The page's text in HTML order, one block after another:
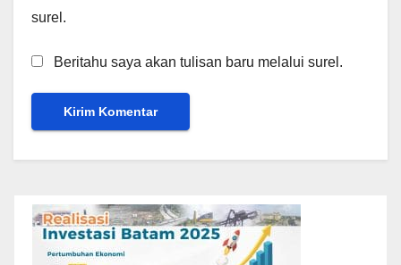
surel.
Beritahu saya akan tulisan baru melalui surel.